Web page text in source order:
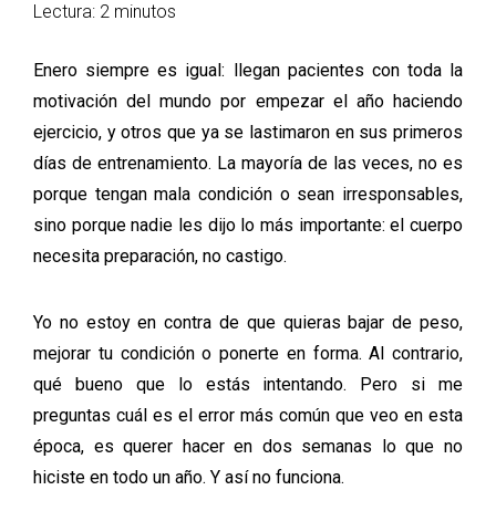
Lectura: 2 minutos
Enero siempre es igual: llegan pacientes con toda la
motivación del mundo por empezar el año haciendo
ejercicio, y otros que ya se lastimaron en sus primeros
días de entrenamiento. La mayoría de las veces, no es
porque tengan mala condición o sean irresponsables,
sino porque nadie les dijo lo más importante: el cuerpo
necesita preparación, no castigo.
Yo no estoy en contra de que quieras bajar de peso,
mejorar tu condición o ponerte en forma. Al contrario,
qué bueno que lo estás intentando. Pero si me
preguntas cuál es el error más común que veo en esta
época, es querer hacer en dos semanas lo que no
hiciste en todo un año. Y así no funciona.